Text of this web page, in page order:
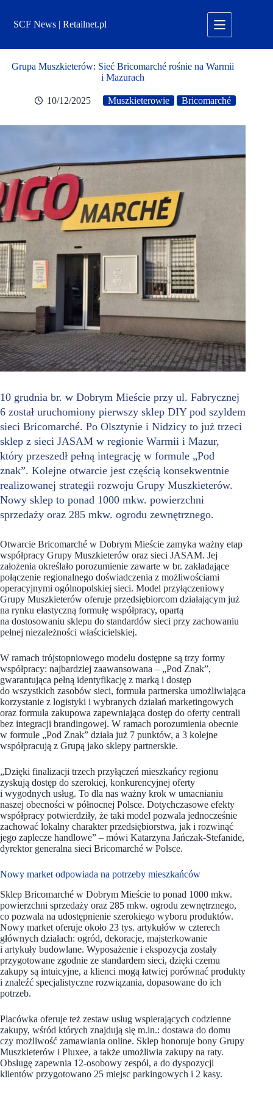
treściSCF News | Retailnet.pl
Grupa Muszkieterów: Sieć Bricomarché rośnie na Warmii
i Mazurach
10/12/2025 Muszkieterowie Bricomarché
10 grudnia br. w Dobrym Mieście przy ul. Fabrycznej
6 został uruchomiony pierwszy sklep DIY pod szyldem
sieci Bricomarché. Po Olsztynie i Nidzicy to już trzeci
sklep z sieci JASAM w regionie Warmii i Mazur,
który przeszedł pełną integrację w formule „Pod
znak”. Kolejne otwarcie jest częścią konsekwentnie
realizowanej strategii rozwoju Grupy Muszkieterów.
Nowy sklep to ponad 1000 mkw. powierzchni
sprzedaży oraz 285 mkw. ogrodu zewnętrznego.
Otwarcie Bricomarché w Dobrym Mieście zamyka ważny etap
współpracy Grupy Muszkieterów oraz sieci JASAM. Jej
założenia określało porozumienie zawarte w br. zakładające
połączenie regionalnego doświadczenia z możliwościami
operacyjnymi ogólnopolskiej sieci. Model przyłączeniowy
Grupy Muszkieterów oferuje przedsiębiorcom działającym już
na rynku elastyczną formułę współpracy, opartą
na dostosowaniu sklepu do standardów sieci przy zachowaniu
pełnej niezależności właścicielskiej.
W ramach trójstopniowego modelu dostępne są trzy formy
współpracy: najbardziej zaawansowana – „Pod Znak”,
gwarantująca pełną identyfikację z marką i dostęp
do wszystkich zasobów sieci, formuła partnerska umożliwiająca
korzystanie z logistyki i wybranych działań marketingowych
oraz formuła zakupowa zapewniająca dostęp do oferty centrali
bez integracji brandingowej. W ramach porozumienia obecnie
w formule „Pod Znak” działa już 7 punktów, a 3 kolejne
współpracują z Grupą jako sklepy partnerskie.
„Dzięki finalizacji trzech przyłączeń mieszkańcy regionu
zyskują dostęp do szerokiej, konkurencyjnej oferty
i wygodnych usług. To dla nas ważny krok w umacnianiu
naszej obecności w północnej Polsce. Dotychczasowe efekty
współpracy potwierdziły, że taki model pozwala jednocześnie
zachować lokalny charakter przedsiębiorstwa, jak i rozwinąć
jego zaplecze handlowe” – mówi Katarzyna Jańczak-Stefanide,
dyrektor generalna sieci Bricomarché w Polsce.
Nowy market odpowiada na potrzeby mieszkańców
Sklep Bricomarché w Dobrym Mieście to ponad 1000 mkw.
powierzchni sprzedaży oraz 285 mkw. ogrodu zewnętrznego,
co pozwala na udostępnienie szerokiego wyboru produktów.
Nowy market oferuje około 23 tys. artykułów w czterech
głównych działach: ogród, dekoracje, majsterkowanie
i artykuły budowlane. Wyposażenie i ekspozycja zostały
przygotowane zgodnie ze standardem sieci, dzięki czemu
zakupy są intuicyjne, a klienci mogą łatwiej porównać produkty
i znaleźć specjalistyczne rozwiązania, dopasowane do ich
potrzeb.
Placówka oferuje też zestaw usług wspierających codzienne
zakupy, wśród których znajdują się m.in.: dostawa do domu
czy możliwość zamawiania online. Sklep honoruje bony Grupy
Muszkieterów i Pluxee, a także umożliwia zakupy na raty.
Obsługę zapewnia 12-osobowy zespół, a do dyspozycji
klientów przygotowano 25 miejsc parkingowych i 2 kasy.